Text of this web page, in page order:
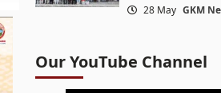
28 May GKM
Our YouTube Channel